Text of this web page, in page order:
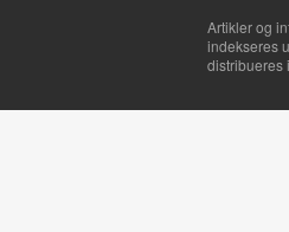
Artikler og
indekseres
distribueres